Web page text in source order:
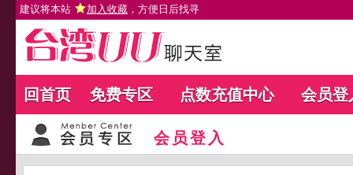
建议将本站 加入收藏 ，方便日后找寻
回首页 免费专区 点数充值中心 会员登
会员登入